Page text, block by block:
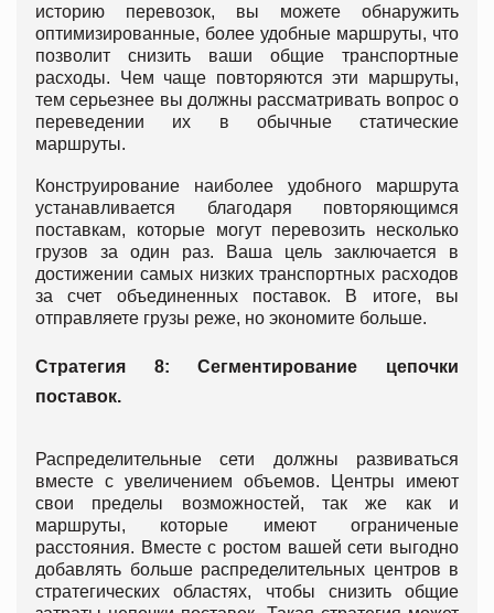
историю перевозок, вы можете обнаружить
оптимизированные, более удобные маршруты, что
позволит снизить ваши общие транспортные
расходы. Чем чаще повторяются эти маршруты,
тем серьезнее вы должны рассматривать вопрос о
переведении их в обычные статические
маршруты.
Конструирование наиболее удобного маршрута
устанавливается благодаря повторяющимся
поставкам, которые могут перевозить несколько
грузов за один раз. Ваша цель заключается в
достижении самых низких транспортных расходов
за счет объединенных поставок. В итоге, вы
отправляете грузы реже, но экономите больше.
Стратегия 8: Сегментирование цепочки
поставок.
Распределительные сети должны развиваться
вместе с увеличением объемов. Центры имеют
свои пределы возможностей, так же как и
маршруты, которые имеют ограниченые
расстояния. Вместе с ростом вашей сети выгодно
добавлять больше распределительных центров в
стратегических областях, чтобы снизить общие